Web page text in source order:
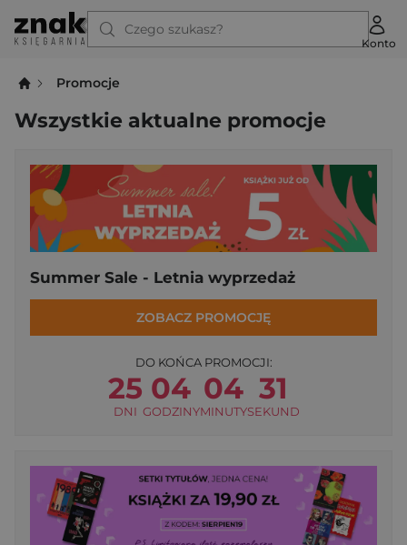
Czego szukasz?
Konto
Promocje
Wszystkie aktualne promocje
Summer Sale - Letnia wyprzedaż
ZOBACZ PROMOCJĘ
DO KOŃCA PROMOCJI:
25
DNI
04
GODZINY
04
MINUTY
31
SEKUND